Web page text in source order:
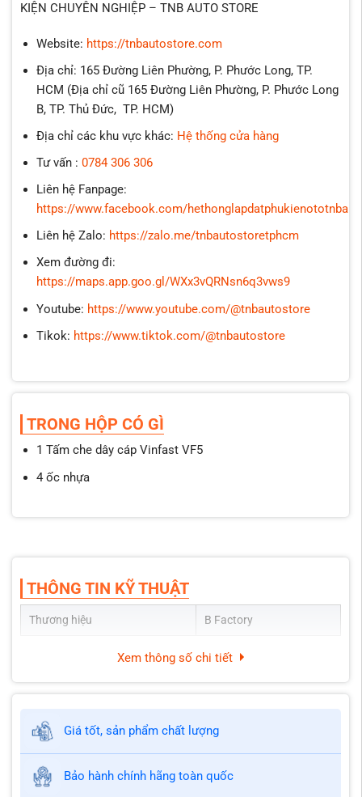
KIỆN CHUYÊN NGHIỆP – TNB AUTO STORE
Website: https://tnbautostore.com
Địa chỉ: 165 Đường Liên Phường, P. Phước Long, TP.
HCM (Địa chỉ cũ 165 Đường Liên Phường, P. Phước Long
B, TP. Thủ Đức, TP. HCM)
Địa chỉ các khu vực khác: Hệ thống cửa hàng
Tư vấn : 0784 306 306
Liên hệ Fanpage:
https://www.facebook.com/
Liên hệ Zalo: https://zalo.me/tnbautostoretphcm
Xem đường đi:
https://maps.app.goo.gl/WXx3vQRNsn6q3vws9
Youtube: https://www.youtube.com/@tnbautostore
Tikok: https://www.tiktok.com/@tnbautostore
TRONG HỘP CÓ GÌ
1 Tấm che dây cáp Vinfast VF5
4 ốc nhựa
THÔNG TIN KỸ THUẬT
Thương hiệu B Factory
Xem thông số chi tiết
Giá tốt, sản phẩm chất lượng
Bảo hành chính hãng toàn quốc